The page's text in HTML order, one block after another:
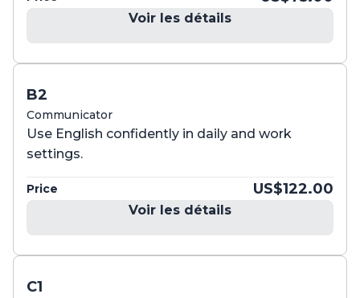
Voir les détails
B2
Communicator
Use English confidently in daily and work
settings.
Price US$122.00
Voir les détails
C1